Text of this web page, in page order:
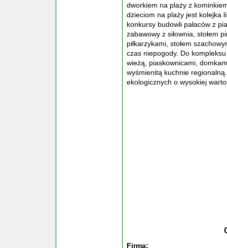
dworkiem na plaży z
dzieciom na plaży jest kolejka
konkursy budowli pałaców z
zabawowy z siłownia, stołem
piłkarzykami, stołem
czas niepogody. Do
wieżą, piaskownicami,
wyśmienitą kuchnie
ekologicznych o wysokiej
Firma: